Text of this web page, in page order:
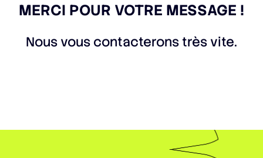
MERCI POUR VOTRE MESSAGE !
Nous vous contacterons très vite.